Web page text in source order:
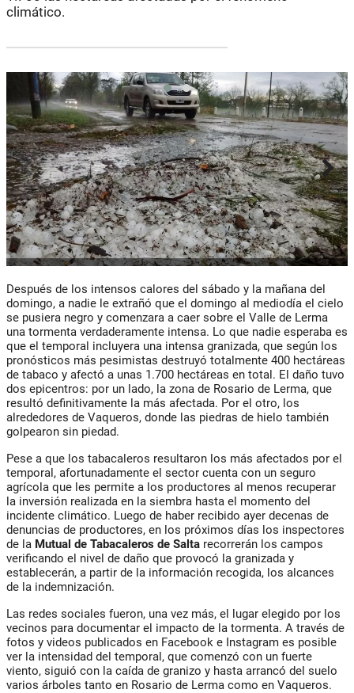
climático.
Después de los intensos calores del sábado y la mañana del
domingo, a nadie le extrañó que el domingo al mediodía el cielo
se pusiera negro y comenzara a caer sobre el Valle de Lerma
una tormenta verdaderamente intensa. Lo que nadie esperaba es
que el temporal incluyera una intensa granizada, que según los
pronósticos más pesimistas destruyó totalmente 400 hectáreas
de tabaco y afectó a unas 1.700 hectáreas en total. El daño tuvo
dos epicentros: por un lado, la zona de Rosario de Lerma, que
resultó definitivamente la más afectada. Por el otro, los
alrededores de Vaqueros, donde las piedras de hielo también
golpearon sin piedad.
Pese a que los tabacaleros resultaron los más afectados por el
temporal, afortunadamente el sector cuenta con un seguro
agrícola que les permite a los productores al menos recuperar
la inversión realizada en la siembra hasta el momento del
incidente climático. Luego de haber recibido ayer decenas de
denuncias de productores, en los próximos días los inspectores
de la Mutual de Tabacaleros de Salta recorrerán los campos
verificando el nivel de daño que provocó la granizada y
establecerán, a partir de la información recogida, los alcances
de la indemnización.
Las redes sociales fueron, una vez más, el lugar elegido por los
vecinos para documentar el impacto de la tormenta. A través de
fotos y videos publicados en Facebook e Instagram es posible
ver la intensidad del temporal, que comenzó con un fuerte
viento, siguió con la caída de granizo y hasta arrancó del suelo
varios árboles tanto en Rosario de Lerma como en Vaqueros.